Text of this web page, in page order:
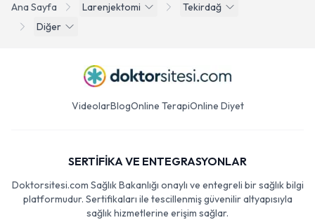
Ana Sayfa Larenjektomi
Tekirdağ
Diğer
VideolarBlogOnline TerapiOnline Diyet
SERTİFİKA VE ENTEGRASYONLAR
Doktorsitesi.com Sağlık Bakanlığı onaylı ve entegreli bir sağlık bilgi
platformudur. Sertifikaları ile tescillenmiş güvenilir altyapısıyla
sağlık hizmetlerine erişim sağlar.